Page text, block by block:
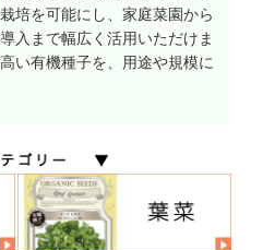
培を可能にし、家庭菜園から
入まで幅広く活用いただけま
い有機種子を、用途や規模に